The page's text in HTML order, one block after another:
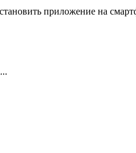
приложение на